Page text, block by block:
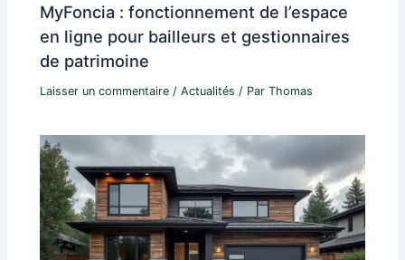
MyFoncia : fonctionnement de l’espace
en ligne pour bailleurs et gestionnaires
de patrimoine
Laisser un commentaire /Actualités / ParThomas